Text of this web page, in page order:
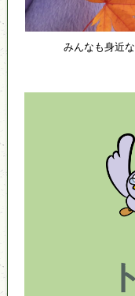
みんなも身近